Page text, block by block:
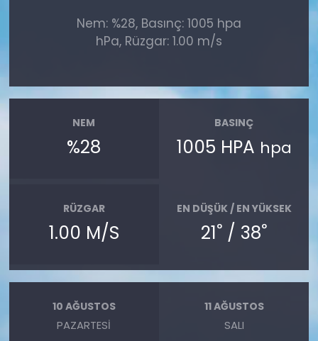
Nem: %28, Basınç: 1005 hpa
hPa, Rüzgar: 1.00 m/s
NEM
%28
BASINÇ
1005 HPA hpa
RÜZGAR
1.00 M/S
EN DÜŞÜK / EN YÜKSEK
21° / 38°
10 AĞUSTOS
PAZARTESI
11 AĞUSTOS
SALI